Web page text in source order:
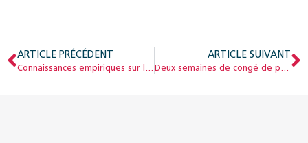
ARTICLE PRÉCÉDENT
Connaissances empiriques sur les effets des prestations transitoires pour chômeurs âgés
ARTICLE SUIVANT
Deux semaines de congé de paternité payé : le projet en détail